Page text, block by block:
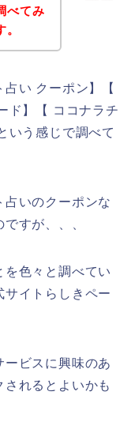
べてみ
い クーポン】【
ド】【 ココナラチ
いう感じで調べて
いのクーポンな
すが、、、
色々と調べてい
イトらしきペー
ビスに興味のあ
れるとよいかも